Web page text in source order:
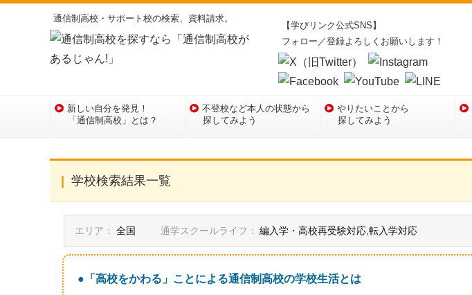
通信制高校・サポート校の検索、資料請求。
【学びリンク公式SNS】
フォロー／登録よろしくお願いします！
新しい自分を発見！
「通信制高校」とは？
不登校など本人の状態から
探してみよう
やりたいことから
探してみよう
学校検索結果一覧
エリア： 全国 通学スクールライフ： 編入学・高校再受験対応,転入学対応
●「高校をかわる」ことによる通信制高校の学校生活とは